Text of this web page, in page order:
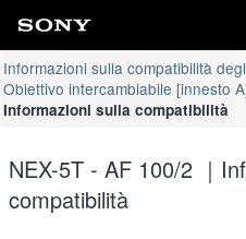
Informazioni sulla compatibilità
Obiettivo intercambiabile [innesto
Informazioni sulla compatibilità
NEX-5T - AF 100/2 ｜
compatibilità